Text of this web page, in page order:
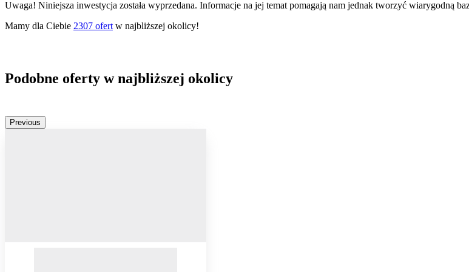
Uwaga! Niniejsza inwestycja została wyprzedana. Informacje na jej temat pomagają nam jednak tworzyć wiarygodną
Mamy dla Ciebie 2307 ofert w najbliższej okolicy!
Podobne oferty w najbliższej okolicy
Previous